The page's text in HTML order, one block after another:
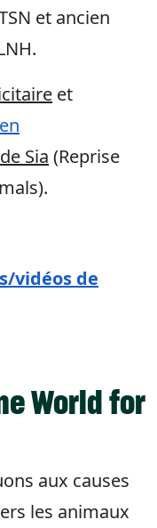
et ancien
et
en
Sia (Reprise
vidéos de
World for
aux causes
les animaux